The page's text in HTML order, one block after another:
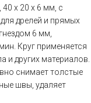
х 20 х 6 мм, с
дрелей и прямых
6 мм,
Круг применяется
и других материалов.
снимает толстые
швы, удаляет